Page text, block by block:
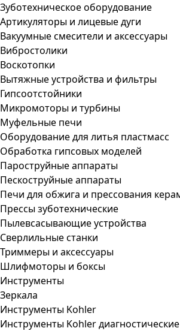
Зуботехническое оборудование
Артикуляторы и лицевые дуги
Вакуумные смесители и аксессуары
Вибростолики
Воскотопки
Вытяжные устройства и фильтры
Гипсоотстойники
Микромоторы и турбины
Муфельные печи
Оборудование для литья пластмасс
Обработка гипсовых моделей
Пароструйные аппараты
Пескоструйные аппараты
Печи для обжига и прессования
Прессы зуботехнические
Пылевсасывающие устройства
Сверлильные станки
Триммеры и аксессуары
Шлифмоторы и боксы
Инструменты
Зеркала
Инструменты Kohler
Инструменты Kohler диагностические